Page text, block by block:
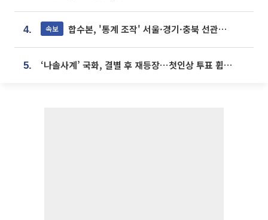
4. 속보 합수본, '통계 조작' 서울·경기·충북 선관위 등 추가 압수수색
5. ‘나솔사계’ 국화, 결별 후 재등장⋯첫인상 투표 휩쓸고 ‘인기녀’ 등극